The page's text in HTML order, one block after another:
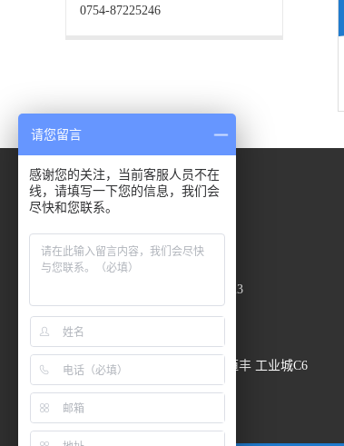
意大利SITI减速机MI-I系列
0754-87225246
联系我们
黄经理 159 1400 5340
服务热线：0755-27933223
深圳市宝安区西乡鹤洲恒丰 工业城C6
栋12楼1202E
请您留言
感谢您的关注，当前客服人员不在
线，请填写一下您的信息，我们会
尽快和您联系。